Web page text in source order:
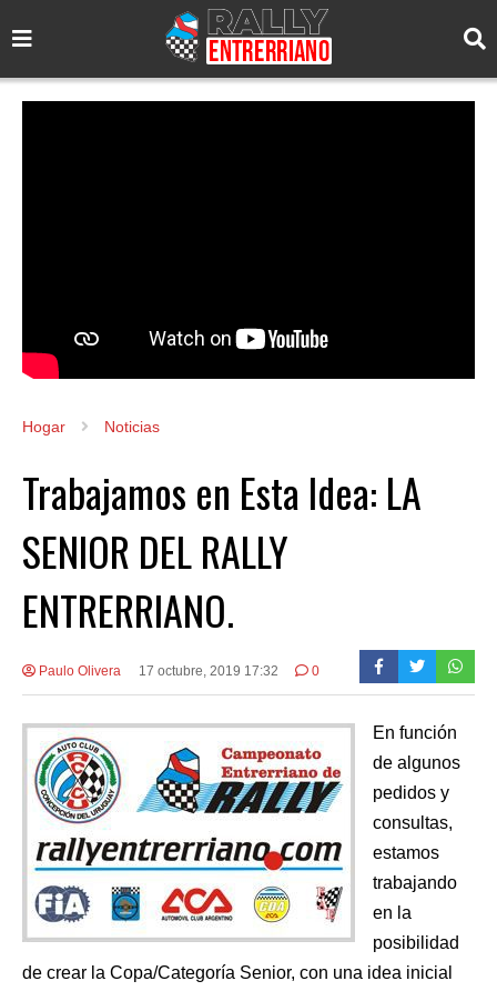
Hogar Noticias
Trabajamos en Esta Idea: LA
SENIOR DEL RALLY
ENTRERRIANO.
Paulo Olivera 17 octubre, 2019 17:32 0
En función
de algunos
pedidos y
consultas,
estamos
trabajando
en la
posibilidad
de crear la Copa/Categoría Senior, con una idea inicial